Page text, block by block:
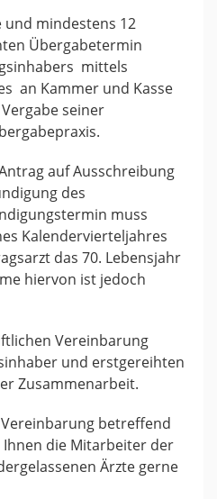
und mindestens 12
Übergabetermin
mittels
an Kammer und Kasse
seiner
auf Ausschreibung
des
muss
Kalendervierteljahres
das 70. Lebensjahr
hiervon ist jedoch
Vereinbarung
und erstgereihten
Zusammenarbeit.
betreffend
die Mitarbeiter der
Ärzte gerne